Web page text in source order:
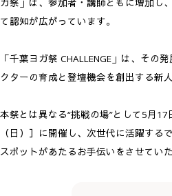
ガ祭」は、参加者・講師ともに増加し
て認知が広がっています。
「千葉ヨガ祭 CHALLENGE」は、その
クターの育成と登壇機会を創出する新
本祭とは異なる“挑戦の場”として5月
（日）］に開催し、次世代に活躍する
スポットがあたるお手伝いをさせていた